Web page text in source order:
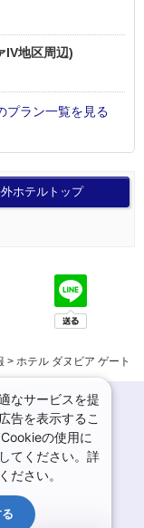
IV地区周辺)
プラン一覧を見る
ホテルトップ
> ホテル ダヌビア ゲート
ポリシー
ス
なサービスを提
告を表示するこ
の使用に
てください。詳
ださい。